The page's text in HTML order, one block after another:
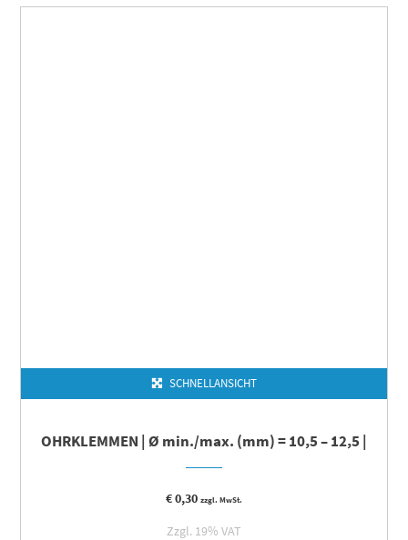
SCHNELLANSICHT
OHRKLEMMEN | Ø min./max. (mm) = 10,5 – 12,5 |
€0,30 zzgl. MwSt.
Zzgl. 19% VAT